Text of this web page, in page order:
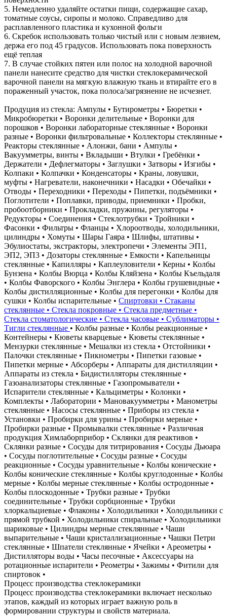
5. Немедленно удаляйте остатки пищи, содержащие сахар,
томатные соусы, сиропы и молоко. Справедливо для
расплавленного пластика и кухонной фольги
6. Скребок использовать только чистый или с новым лезвием,
держа его под 45 градусов. Использовать пока поверхность
ещё теплая
7. В случае стойких пятен или полос на холодной варочной
панели нанесите средство для чистки стеклокерамической
варочной панели на мягкую влажную ткань и втирайте его в
пораженный участок, пока полоса/загрязнение не исчезнет.
Продуция из стекла: Ампулы • Бутирометры • Бюретки •
Микробюретки • Воронки делительные • Воронки для
порошков • Воронки лабораторные стеклянные • Воронки
разные • Воронки фильтровальные • Коллекторы стеклянные •
Реакторы стеклянные • Алонжи, бани • Ампулы •
Вакуумметры, винты • Вкладыши • Втулки • Гребёнки •
Держатели • Дефлегматоры • Заглушки • Затворы • Изгибы •
Колпаки • Колпачки • Конденсаторы • Краны, ловушки,
муфты • Нагреватели, наконечники • Насадки • Обечайки •
Отводы • Переходники • Переходы • Пипетки, подъёмники •
Поглотители • Поплавки, приводы, приемники • Пробки,
пробоотборники • Прокладки, пружины, регуляторы •
Редукторы • Соединения • Стеклотрубки • Тройники •
Фасонки • Фильтры • Фланцы • Хлороотводы, холодильники,
цилиндры • Хомуты • Шары Гаяра • Шлифы, штативы •
Эбулиостаты, экстракторы, электропечи • Элементы ЭП1,
ЭП2, ЭП3 • Дозаторы стеклянные • Емкости • Капельницы
стеклянные • Капилляры • Каплеуловители • Керны • Колбы
Бунзена • Колбы Вюрца • Колбы Кляйзена • Колбы Къельдаля
• Колбы Фаворского • Колбы Энглера • Колбы грушевидные •
Колбы дистилляционные • Колбы для перегонки • Колбы для
сушки • Колбы испарительные • Спиртовки • Стаканы
стеклянные • Стекла покровные • Стекла предметные •
Стекла стоматологические • Стекла часовые • Сублиматоры •
Тигли стеклянные • Колбы разные • Колбы реакционные •
Контейнеры • Кюветы кварцевые • Кюветы стеклянные •
Мензурки стеклянные • Мешалки из стекла • Отстойники •
Палочки стеклянные • Пикнометры • Пипетки газовые •
Пипетки мерные • Абсорберы • Аппараты для дистилляции •
Аппараты из стекла • Бидистилляторы стеклянные •
Газоанализаторы стеклянные • Газопромыватели •
Испарители стеклянные • Кальциметры • Колонки •
Комплекты • Лаборатории • Мановакуумметры • Манометры
стеклянные • Насосы стеклянные • Приборы из стекла •
Установки • Пробирки для урины • Пробирки мерные •
Пробирки разные • Промывалки стеклянные • Различная
продукция Химлаборприбор • Склянки для реактивов •
Склянки разные • Сосуды для титрирования • Сосуды Дьюара
• Сосуды поглотительные • Сосуды разные • Сосуды
реакционные • Сосуды уравнительные • Колбы конические •
Колбы конические стеклянные • Колбы круглодонные • Колбы
мерные • Колбы мерные стеклянные • Колбы остродонные •
Колбы плоскодонные • Трубки разные • Трубки
соединительные • Трубки сорбционные • Трубки
хлоркальциевые • Флаконы • Холодильники • Холодильники с
прямой трубкой • Холодильники спиральные • Холодильники
шариковые • Цилиндры мерные стеклянные • Чаши
выпарительные • Чаши кристаллизационные • Чашки Петри
стеклянные • Шпатели стеклянные • Ячейки • Ареометры •
Дистилляторы воды • Часы песочные • Аксессуары на
ротационные испарители • Реометры • Зажимы • Фитили для
спиртовок •
Процесс производства стеклокерамики
Процесс производства стеклокерамики включает несколько
этапов, каждый из которых играет важную роль в
формировании структуры и свойств материала.